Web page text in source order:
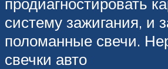
систему зажигания, и
поломанные свечи.
свечки авто